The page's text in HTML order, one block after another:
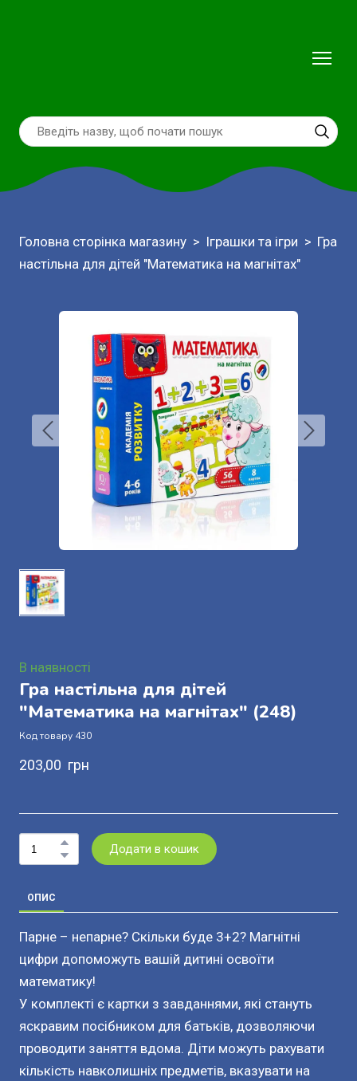
Головна сторінка магазину Іграшки та ігри
Гра
настільна для дітей "Математика на магнітах"
В наявності
Гра настільна для дітей
"Математика на магнітах" (248)
Код товару 430
203,00  грн
Додати в кошик
ОПИС
Парне – непарне? Скільки буде 3+2? Магнітні
цифри допоможуть вашій дитині освоїти
математику!
У комплекті є картки з завданнями, які стануть
яскравим посібником для батьків, дозволяючи
проводити заняття вдома. Діти можуть рахувати
кількість навколишніх предметів, вказувати на